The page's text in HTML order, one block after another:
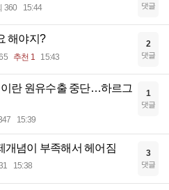
360 15:44 댓글
해야지?
추천 1 15:43
2
댓글
란 원유수출 중단…하르그
15:39
1
댓글
개념이 부족해서 헤어짐
15:38
3
댓글